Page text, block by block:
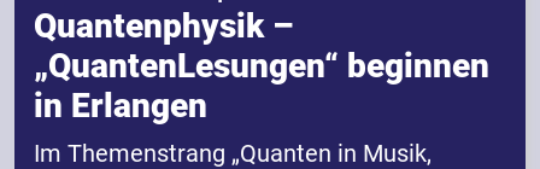
Quantenphysik –
„QuantenLesungen“ beginnen
in Erlangen
Im Themenstrang „Quanten in Musik,